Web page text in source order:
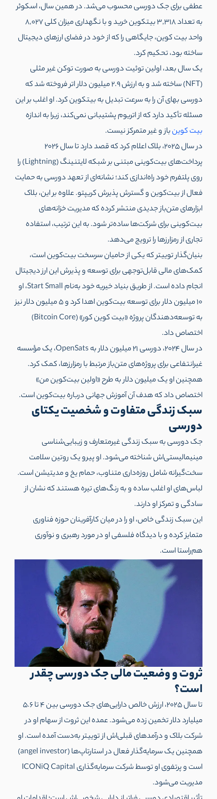
عطفی برای جک دورسی محسوب می‌شد. در همین سال، اسکوئر
به تعداد 3,318 بیتکوین خرید و با نگهداری میزان کلی 8,027
واحد بیت کوین، جایگاهی را که از خود در فضای ارزهای دیجیتال
ساخته بود، تحکیم کرد.
یک سال بعد، اولین توئيت دورسی به صورت توکن غیر مثلی
(NFT) ساخته شد و به ارزش 2.9 میلیون دلار اتر فروخته شد که
دورسی بهای آن را به سرعت تبدیل به بیتکوین کرد. او اغلب بر این
مسئله تأکید دارد که از اتریوم پشتیبانی نمی‌کند، زیرا به اندازه
بیت کوینباز و غیر متمرکز نیست.
در سال ۲۰۲۵، بلاک اعلام کرد که قصد دارد تا سال ۲۰۲۶
پرداخت‌های بیت‌کوینی مبتنی بر شبکه لایتنینگ (Lightning) را
روی پلتفرم خود راه‌اندازی کند؛ نشانه‌ای از تعهد دورسی به حمایت
فعال از بیت‌کوین و گسترش پذیرش کریپتو. علاوه بر این، بلاک
ابزارهای متن‌باز جدیدی منتشر کرده که مدیریت خزانه‌های
بیت‌کوینی برای شرکت‌ها ساده‌تر شود. به این ترتیب، استفاده
تجاری از رمزارزها را ترویج می‌دهد.
بنیان‌گذار توییتر که یکی از حامیان سرسخت بیت‌کوین است،
کمک‌های مالی قابل‌توجهی برای توسعه و پذیرش این ارز دیجیتال
انجام داده است. از طریق بنیاد خیریه خود به‌نام Start Small، او
۱۰ میلیون دلار برای توسعه بیت‌کوین اهدا کرد و ۵ میلیون دلار نیز
به توسعه‌دهندگان پروژه «بیت کوین کور» (Bitcoin Core)
اختصاص داد.
در سال ۲۰۲۴، دورسی ۲۱ میلیون دلار به OpenSats، یک مؤسسه
غیرانتفاعی برای پروژه‌های متن‌باز مرتبط با رمزارزها، کمک کرد.
همچنین او یک میلیون دلار به طرح «اولین بیت‌کوین من»
اختصاص داد که هدف آن آموزش جهانی درباره بیت‌کوین است.
سبک زندگی متفاوت و شخصیت یکتای
دورسی
جک دورسی به سبک زندگی غیرمتعارف و زیبایی‌شناسی
مینیمالیستی‌اش شناخته می‌شود. او پیرو یک روتین سلامت
سخت‌گیرانه شامل روزه‌داری متناوب، حمام یخ و مدیتیشن است.
لباس‌های او اغلب ساده و به رنگ‌های تیره هستند که نشان از
سادگی و تمرکز او دارند.
این سبک زندگی خاص، او را در میان کارآفرینان حوزه فناوری
متمایز کرده و با دیدگاه فلسفی او در مورد رهبری و نوآوری
هم‌راستا است.
ثروت و وضعیت مالی جک دورسی چقدر
است؟
تا سال ۲۰۲۵، ارزش خالص دارایی‌های جک دورسی بین ۴ تا ۵.۶
میلیارد دلار تخمین زده می‌شود. عمده این ثروت از سهام او در
شرکت بلاک و درآمدهای قبلی‌اش از توییتر به‌دست آمده است. او
همچنین یک سرمایه‌گذار فعال در استارتاپ‌ها (angel investor)
است و پرتفوی او توسط شرکت سرمایه‌گذاری ICONiQ Capital
مدیریت می‌شود.